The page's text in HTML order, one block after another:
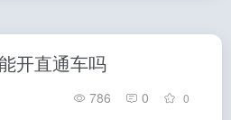
开直通车吗
786 0 0